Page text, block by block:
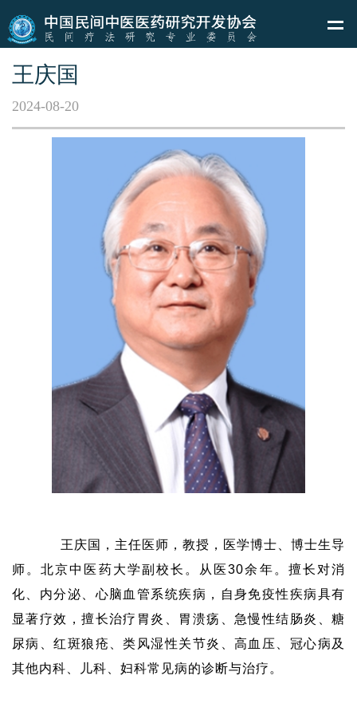
王庆国
2024-08-20
王庆国，主任医师，教授，医学博士、博士生导
师。北京中医药大学副校长。从医30余年。擅长对消
化、内分泌、心脑血管系统疾病，自身免疫性疾病具有
显著疗效，擅长治疗胃炎、胃溃疡、急慢性结肠炎、糖
尿病、红斑狼疮、类风湿性关节炎、高血压、冠心病及
其他内科、儿科、妇科常见病的诊断与治疗。